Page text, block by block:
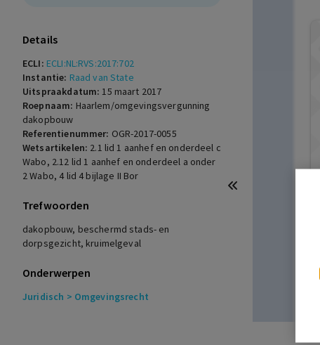
Details
ECLI: ECLI:NL:RVS:2017:702
Instantie: Raad van State
Uitspraakdatum:15 maart 2017
Roepnaam: Haarlem/omgevingsvergunning
dakopbouw
Referentienummer: OGR-2017-0055
Wetsartikelen: 2.1 lid 1 aanhef en onderdeel c
Wabo, 2.12 lid 1 aanhef en onderdeel a onder
2 Wabo, 4 lid 4 bijlage II Bor
Trefwoorden
dakopbouw, beschermd stads- en
dorpsgezicht, kruimelgeval
Onderwerpen
Juridisch > Omgevingsrecht